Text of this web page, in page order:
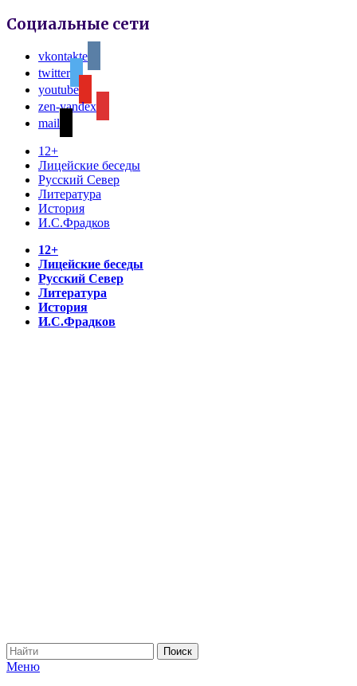
Социальные сети
vkontakte
twitter
youtube
zen-yandex
mail
12+
Лицейские беседы
Русский Север
Литература
История
И.С.Фрадков
12+
Лицейские беседы
Русский Север
Литература
История
И.С.Фрадков
Меню